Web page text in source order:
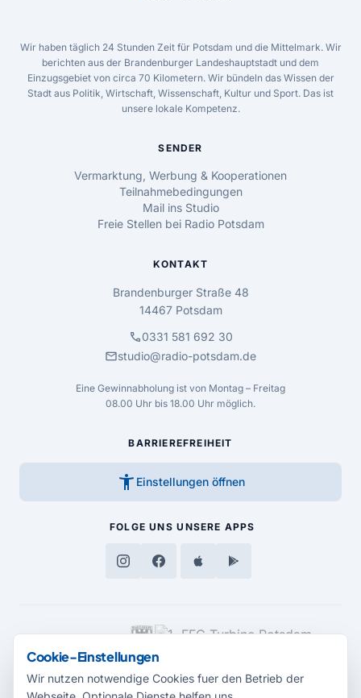
Wir haben täglich 24 Stunden Zeit für Potsdam und die Mittelmark. Wir
berichten aus der Brandenburger Landeshauptstadt und dem
Einzugsgebiet von circa 70 Kilometern. Wir bündeln das Wissen der
Stadt aus Politik, Wirtschaft, Wissenschaft, Kultur und Sport. Das ist
unsere lokale Kompetenz.
SENDER
Vermarktung, Werbung & Kooperationen
Teilnahmebedingungen
Mail ins Studio
Freie Stellen bei Radio Potsdam
KONTAKT
Brandenburger Straße 48
14467 Potsdam
call0331 581 692 30
mailstudio@radio-potsdam.de
Eine Gewinnabholung ist von Montag – Freitag
08.00 Uhr bis 18.00 Uhr möglich.
BARRIEREFREIHEIT
accessibility_new Einstellungen öffnen
FOLGE UNS UNSERE APPS
MEDIENPARTNER
Cookie-Einstellungen
Wir nutzen notwendige Cookies fuer den Betrieb der